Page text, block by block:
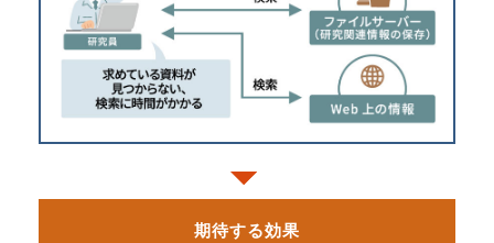
期待する効果